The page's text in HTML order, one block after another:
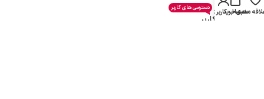
دسترسی های کاربر
دسترسی های کاربر مندی
سبد خرید
حساب کاربری من